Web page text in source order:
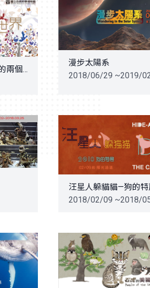
三八女能手－施洞苗族服飾的兩個異想世界特展
漫步太陽系
2018/06/29 ~2019/
汪星人躲貓貓—狗的
2018/02/09 ~2018/